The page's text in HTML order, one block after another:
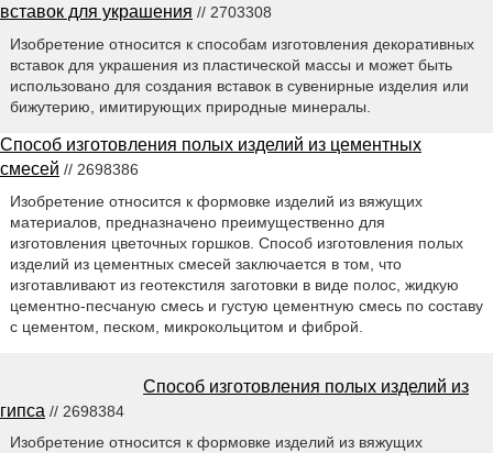
вставок для украшения // 2703308
Изобретение относится к способам изготовления декоративных
вставок для украшения из пластической массы и может быть
использовано для создания вставок в сувенирные изделия или
бижутерию, имитирующих природные минералы.
Способ изготовления полых изделий из цементных
смесей // 2698386
Изобретение относится к формовке изделий из вяжущих
материалов, предназначено преимущественно для
изготовления цветочных горшков. Способ изготовления полых
изделий из цементных смесей заключается в том, что
изготавливают из геотекстиля заготовки в виде полос, жидкую
цементно-песчаную смесь и густую цементную смесь по составу
с цементом, песком, микрокольцитом и фиброй.
Способ изготовления полых изделий из
гипса // 2698384
Изобретение относится к формовке изделий из вяжущих